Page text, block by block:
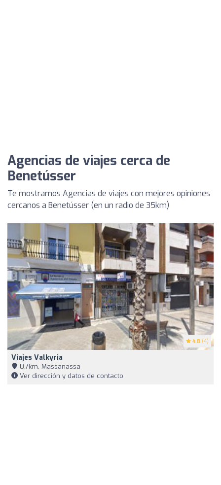
Agencias de viajes cerca de
Benetússer
Te mostramos Agencias de viajes con mejores opiniones
cercanos a Benetússer (en un radio de 35km)
4.8 (4)
Viajes Valkyria
0,7km, Massanassa
Ver dirección y datos de contacto